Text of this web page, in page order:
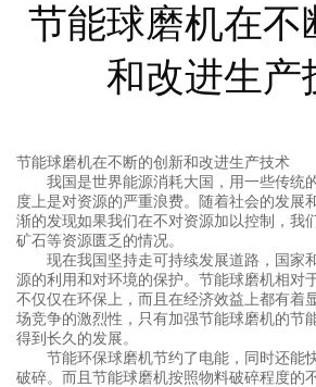
节能球磨机在不
和改进生产
节能球磨机在不断的创新和改进生产技术
我国是世界能源消耗大国，用一些传统
度上是对资源的严重浪费。随着社会的发展
渐的发现如果我们在不对资源加以控制，我
矿石等资源匮乏的情况。
现在我国坚持走可持续发展道路，国家
源的利用和对环境的保护。节能球磨机相对
不仅仅在环保上，而且在经济效益上都有着
场竞争的激烈性，只有加强节能球磨机的节
得到长久的发展。
节能环保球磨机节约了电能，同时还能
破碎。而且节能球磨机按照物料破碎程度的